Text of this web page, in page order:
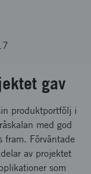
gav
produktportfölj i
med god
Förväntade
av projektet
som